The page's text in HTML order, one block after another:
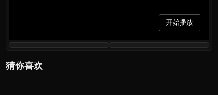
开始播放
猜你喜欢